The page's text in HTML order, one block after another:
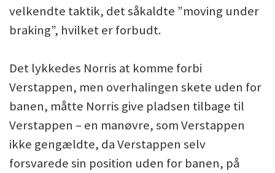
velkendte taktik, det såkaldte ”moving under
braking”, hvilket er forbudt.
Det lykkedes Norris at komme forbi
Verstappen, men overhalingen skete uden for
banen, måtte Norris give pladsen tilbage til
Verstappen – en manøvre, som Verstappen
ikke gengældte, da Verstappen selv
forsvarede sin position uden for banen, på